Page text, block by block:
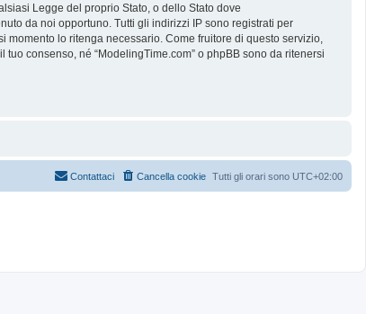
Legge del proprio Stato, o dello Stato dove
da noi opportuno. Tutti gli indirizzi IP sono registrati per
lo ritenga necessario. Come fruitore di questo servizio,
consenso, né “ModelingTime.com” o phpBB sono da ritenersi
Tutti gli orari sono UTC+02:00
Cancella cookie
Contattaci